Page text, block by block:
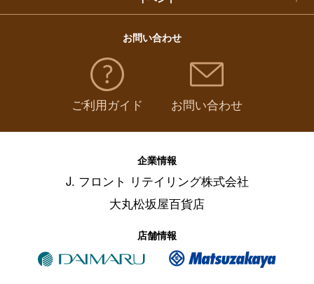
お問い合わせ
ご利用ガイド お問い合わせ
企業情報
J. フロント リテイリング株式会社
大丸松坂屋百貨店
店舗情報